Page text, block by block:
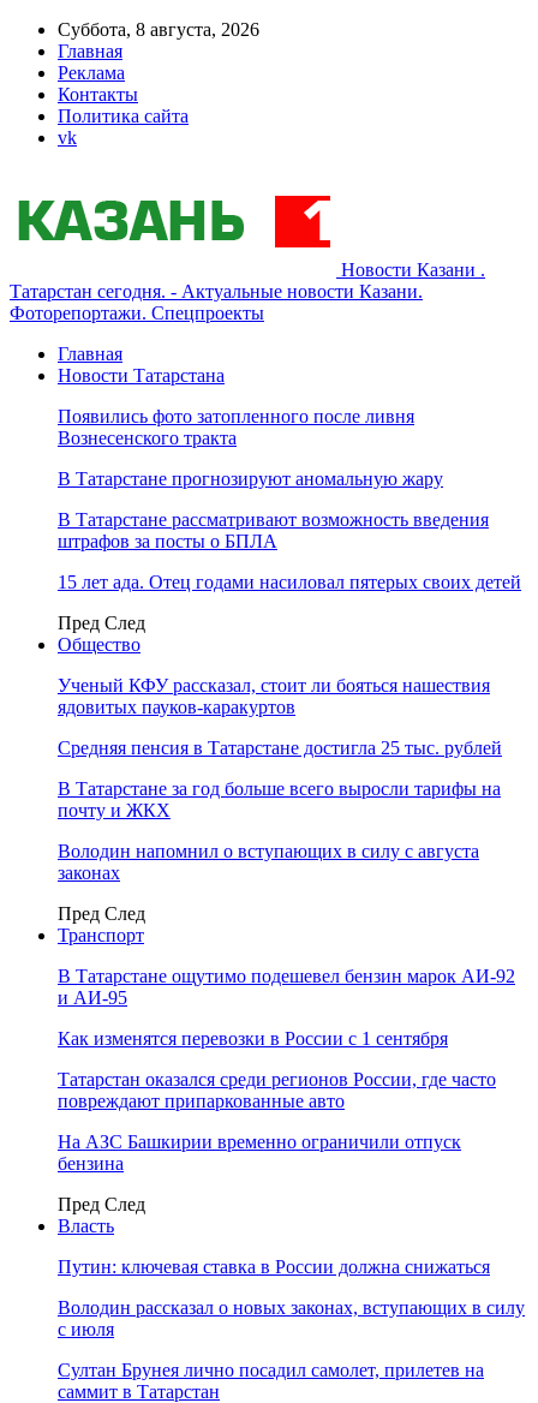
Суббота, 8 августа, 2026
Главная
Реклама
Контакты
Политика сайта
vk
Новости Казани .
Татарстан сегодня. - Актуальные новости Казани.
Фоторепортажи. Спецпроекты
Главная
Новости Татарстана
Появились фото затопленного после ливня
Вознесенского тракта
В Татарстане прогнозируют аномальную жару
В Татарстане рассматривают возможность введения
штрафов за посты о БПЛА
15 лет ада. Отец годами насиловал пятерых своих детей
Пред След
Общество
Ученый КФУ рассказал, стоит ли бояться нашествия
ядовитых пауков-каракуртов
Средняя пенсия в Татарстане достигла 25 тыс. рублей
В Татарстане за год больше всего выросли тарифы на
почту и ЖКХ
Володин напомнил о вступающих в силу с августа
законах
Пред След
Транспорт
В Татарстане ощутимо подешевел бензин марок АИ-92
и АИ-95
Как изменятся перевозки в России с 1 сентября
Татарстан оказался среди регионов России, где часто
повреждают припаркованные авто
На АЗС Башкирии временно ограничили отпуск
бензина
Пред След
Власть
Путин: ключевая ставка в России должна снижаться
Володин рассказал о новых законах, вступающих в силу
с июля
Султан Брунея лично посадил самолет, прилетев на
саммит в Татарстан